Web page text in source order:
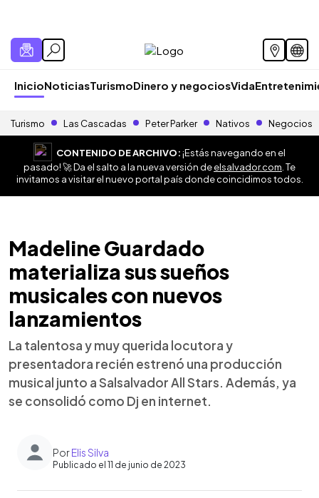
InicioNoticiasTurismoDinero y negociosVida
Turismo Las Cascadas Peter Parker Nativos Negocios
CONTENIDO DE ARCHIVO:¡Estás navegando en el
pasado! 🚀 Da el salto a la nueva versión deelsalvador.com . Te
invitamos a visitar el nuevo portal país donde coincidimos todos.
Madeline Guardado
materializa sus sueños
musicales con nuevos
lanzamientos
La talentosa y muy querida locutora y
presentadora recién estrenó una producción
musical junto a Salsalvador All Stars. Además, ya
se consolidó como Dj en internet.
PorElis Silva
Publicado el 11 de junio de 2023